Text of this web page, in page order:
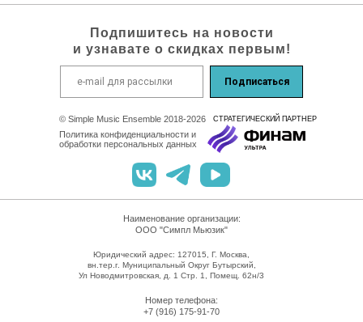
© Simple Music Ensemble 2018-2026
Подписаться
Подпишитесь на новости
и узнавате о скидках первым!
Политика конфиденциальности и
обработки персональных данных
Номер телефона:
+7 (916) 175-91-70
Юридический адрес: 127015, Г. Москва,
вн.тер.г. Муниципальный Округ Бутырский,
Ул Новодмитровская, д. 1 Стр. 1, Помещ. 62н/3
Наименование организации:
ООО "Симпл Мьюзик"
СТРАТЕГИЧEСКИЙ ПАРТНЕР